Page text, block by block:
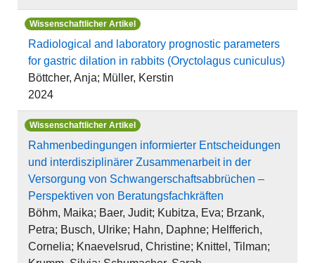
Wissenschaftlicher Artikel
Radiological and laboratory prognostic parameters
for gastric dilation in rabbits (Oryctolagus cuniculus)
Böttcher, Anja; Müller, Kerstin
2024
Wissenschaftlicher Artikel
Rahmenbedingungen informierter Entscheidungen
und interdisziplinärer Zusammenarbeit in der
Versorgung von Schwangerschaftsabbrüchen –
Perspektiven von Beratungsfachkräften
Böhm, Maika; Baer, Judit; Kubitza, Eva; Brzank,
Petra; Busch, Ulrike; Hahn, Daphne; Helfferich,
Cornelia; Knaevelsrud, Christine; Knittel, Tilman;